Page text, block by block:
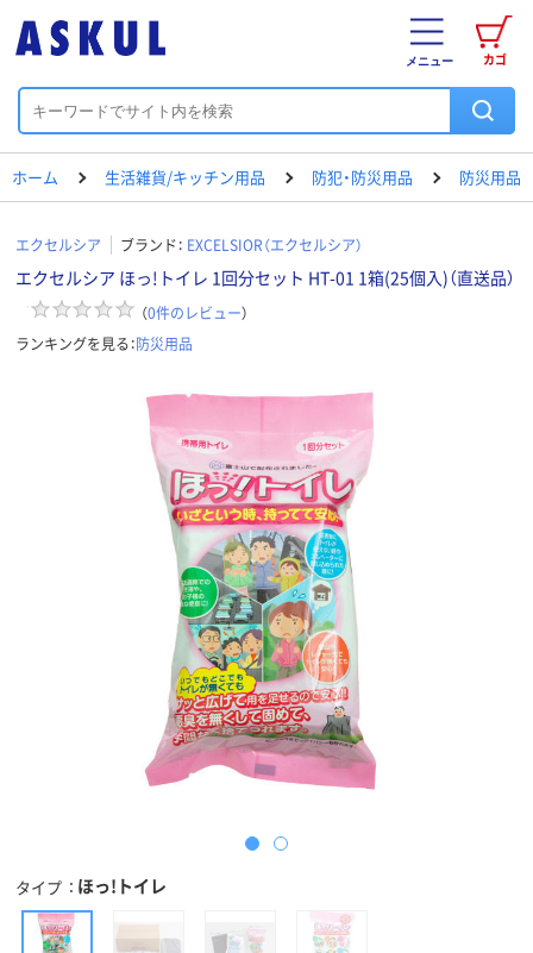
カゴ
メニュー
ホーム 生活雑貨/キッチン用品 防犯・防災用品 防災用品
エクセルシア ブランド： EXCELSIOR（エクセルシア）
エクセルシア ほっ!トイレ 1回分セット HT-01 1箱(25個入)（直送品）
（0件のレビュー）
ランキングを見る：防災用品
タイプ ほっ!トイレ